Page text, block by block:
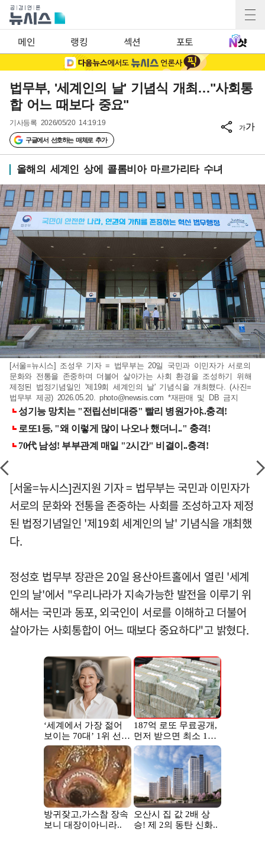
메인 랭킹 섹션 포토
법무부, '세계인의 날' 기념식 개최…"사회통
합 어느 때보다 중요"
기사등록 2026/05/20 14:19:19
구글에서 선호하는 매체로 추가
가가
올해의 세계인 상에 콜롬비아 마르가리타 수녀
[서울=뉴시스] 조성우 기자 = 법무부는 20일 국민과 이민자가 서로의
문화와 전통을 존중하며 더불어 살아가는 사회 환경을 조성하기 위해
제정된 법정기념일인 '제19회 세계인의 날' 기념식을 개최했다. (사진=
법무부 제공) 2026.05.20. photo@newsis.com *재판매 및 DB 금지
[서울=뉴시스]권지원 기자 = 법무부는 국민과 이민자가
서로의 문화와 전통을 존중하는 사회를 조성하고자 제정
된 법정기념일인 '제19회 세계인의 날' 기념식을 개최했
다.
정성호 법무부 장관은 20일 용산아트홀에서 열린 '세계
인의 날'에서 "우리나라가 지속가능한 발전을 이루기 위
해서는 국민과 동포, 외국인이 서로를 이해하고 더불어
살아가는 사회통합이 어느 때보다 중요하다"고 밝혔다.